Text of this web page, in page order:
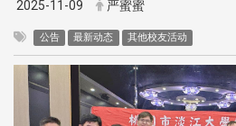
2025-11-09 严蜜蜜
公告 最新动态 其他校友活动